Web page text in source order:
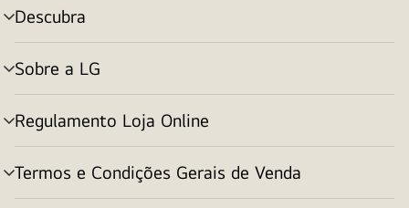
Descubra
alternar
menu
Sobre a LG
alternar
menu
Regulamento Loja Online
alternar
menu
Termos e Condições Gerais de Venda
alternar
menu